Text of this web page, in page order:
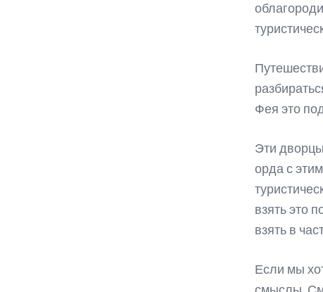
Фея это
Эти
орда с
взять это
взять в
Если мы